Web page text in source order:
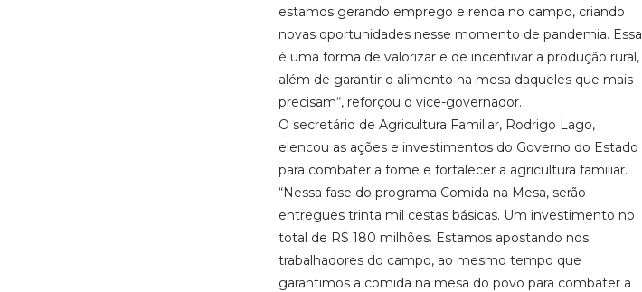
estamos gerando emprego e renda no campo, criando
novas oportunidades nesse momento de pandemia. Essa
é uma forma de valorizar e de incentivar a produção rural,
além de garantir o alimento na mesa daqueles que mais
precisam“, reforçou o vice-governador.
O secretário de Agricultura Familiar, Rodrigo Lago,
elencou as ações e investimentos do Governo do Estado
para combater a fome e fortalecer a agricultura familiar.
“Nessa fase do programa Comida na Mesa, serão
entregues trinta mil cestas básicas. Um investimento no
total de R$ 180 milhões. Estamos apostando nos
trabalhadores do campo, ao mesmo tempo que
garantimos a comida na mesa do povo para combater a